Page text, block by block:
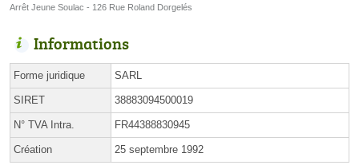
Arrêt Jeune Soulac - 126 Rue Roland Dorgelés
Informations
Forme juridique SARL
SIRET 38883094500019
N° TVA Intra. FR44388830945
Création 25 septembre 1992